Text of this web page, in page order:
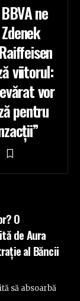
ne
viitorul:
vor
pentru
O
de Aura
al Băncii
să absoarbă